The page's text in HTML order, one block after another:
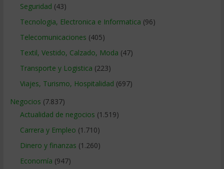
Seguridad (43)
Tecnologia, Electronica e Informatica (96)
Telecomunicaciones (405)
Textil, Vestido, Calzado, Moda (47)
Transporte y Logistica (223)
Viajes, Turismo, Hospitalidad (697)
Negocios (7.837)
Actualidad de negocios (1.519)
Carrera y Empleo (1.710)
Dinero y finanzas (1.260)
Economía (947)